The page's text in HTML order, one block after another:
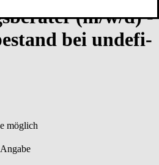
(m/w/d)
bei un­de­fi­
möglich